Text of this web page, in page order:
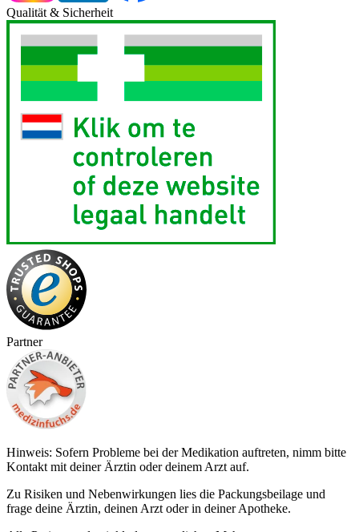
Qualität & Sicherheit
Partner
Hinweis: Sofern Probleme bei der Medikation auftreten, nimm bitte
Kontakt mit deiner Ärztin oder deinem Arzt auf.
Zu Risiken und Nebenwirkungen lies die Packungsbeilage und
frage deine Ärztin, deinen Arzt oder in deiner Apotheke.